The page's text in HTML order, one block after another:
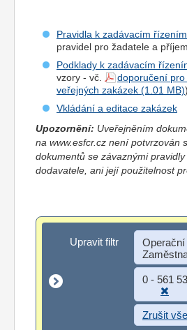
Pravidla k zadávacím
pravidel pro žadatele a
Podklady k zadávacím
vzory - vč.
doporučení
veřejných zakázek
)
Vkládání a editace zakázek
Upozornění: Uveřejněním
na www.esfcr.cz není potvrzován
dokumentů se závaznými
dodavatele, ani její použitelnost
Upravit filtr
Upravit filtr
Operační
0 - 561
Zrušit vše